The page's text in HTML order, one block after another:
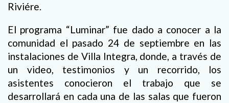
Riviére.
El programa “Luminar” fue dado a conocer a la
comunidad el pasado 24 de septiembre en las
instalaciones de Villa Integra, donde, a través de
un video, testimonios y un recorrido, los
asistentes conocieron el trabajo que se
desarrollará en cada una de las salas que fueron